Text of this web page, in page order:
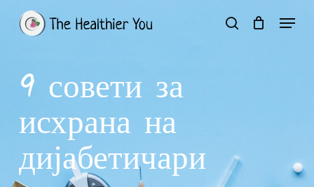
search
Menu
Кошничка Close
9 совети за
исхрана на
дијабетичари